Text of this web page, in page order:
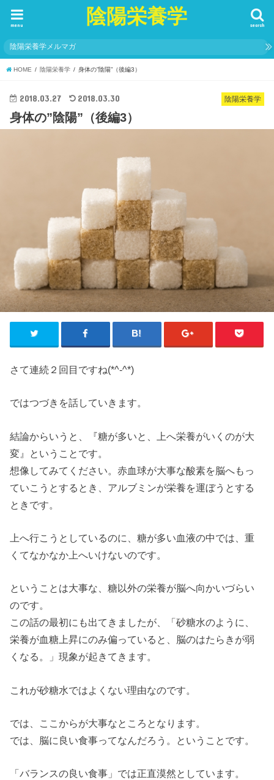
陰陽栄養学 search
menu
陰陽栄養学メルマガ
HOME 陰陽栄養学 身体の”陰陽”（後編3）
陰陽栄養学
2018.03.27 2018.03.30
身体の”陰陽”（後編3）
さて連続２回目ですね(*^-^*)
ではつづきを話していきます。
結論からいうと、『糖が多いと、上へ栄養がいくのが大
変』ということです。
想像してみてください。赤血球が大事な酸素を脳へもっ
ていこうとするとき、アルブミンが栄養を運ぼうとする
ときです。
上へ行こうとしているのに、糖が多い血液の中では、重
くてなかなか上へいけないのです。
ということは大事な、糖以外の栄養が脳へ向かいづらい
のです。
この話の最初にも出てきましたが、「砂糖水のように、
栄養が血糖上昇にのみ偏っていると、脳のはたらきが弱
くなる。」現象が起きてきます。
これが砂糖水ではよくない理由なのです。
では、ここからが大事なところとなります。
では、脳に良い食事ってなんだろう。ということです。
「バランスの良い食事」では正直漠然としています。